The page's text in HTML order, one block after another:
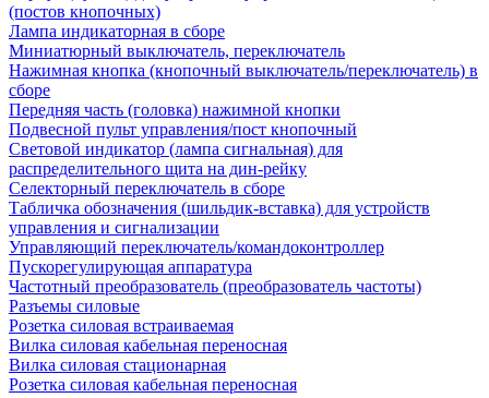
(постов кнопочных)
Лампа индикаторная в сборе
Миниатюрный выключатель, переключатель
Нажимная кнопка (кнопочный выключатель/переключатель) в
сборе
Передняя часть (головка) нажимной кнопки
Подвесной пульт управления/пост кнопочный
Световой индикатор (лампа сигнальная) для
распределительного щита на дин-рейку
Селекторный переключатель в сборе
Табличка обозначения (шильдик-вставка) для устройств
управления и сигнализации
Управляющий переключатель/командоконтроллер
Пускорегулирующая аппаратура
Частотный преобразователь (преобразователь частоты)
Разъемы силовые
Розетка силовая встраиваемая
Вилка силовая кабельная переносная
Вилка силовая стационарная
Розетка силовая кабельная переносная